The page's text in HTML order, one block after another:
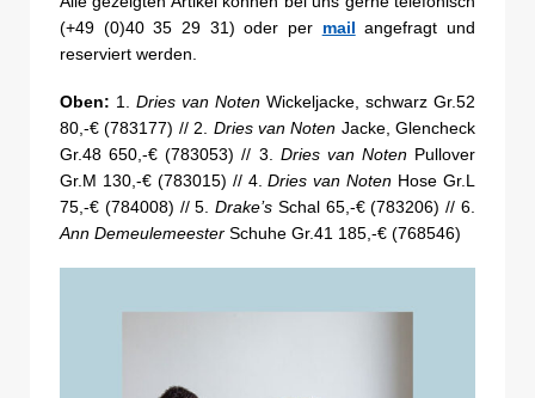
(+49 (0)40 35 29 31) oder per mail angefragt und
reserviert werden.
Oben: 1. Dries van Noten Wickeljacke, schwarz Gr.52
80,-€ (783177) // 2. Dries van Noten Jacke, Glencheck
Gr.48 650,-€ (783053) // 3. Dries van NotenPullover
Gr.M 130,-€ (783015) // 4.Dries van Noten Hose Gr.L
75,-€ (784008) // 5.Drake’s Schal 65,-€ (783206) // 6.
Ann Demeulemeester Schuhe Gr.41 185,-€ (768546)